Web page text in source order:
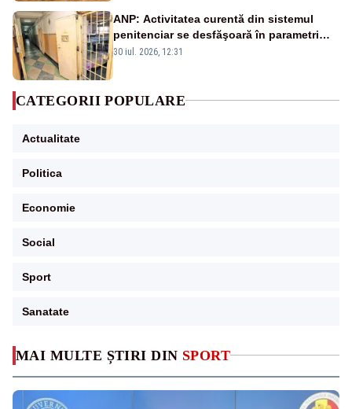
MAI MULTE ȘTIRI DIN SPORT
ANP: Activitatea curentă din sistemul
penitenciar se desfăşoară în parametri
normali
30 iul. 2026, 12:31
CATEGORII POPULARE
Actualitate
Politica
Economie
Social
Sport
Sanatate